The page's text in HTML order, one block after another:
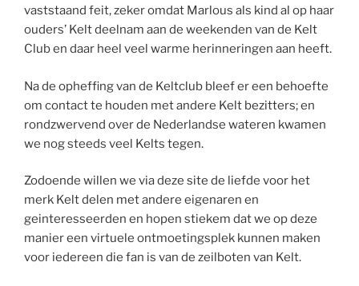
vaststaand feit, zeker omdat Marlous als kind al op haar
ouders’ Kelt deelnam aan de weekenden van de Kelt
Club en daar heel veel warme herinneringen aan heeft.
Na de opheffing van de Keltclub bleef er een behoefte
om contact te houden met andere Kelt bezitters; en
rondzwervend over de Nederlandse wateren kwamen
we nog steeds veel Kelts tegen.
Zodoende willen we via deze site de liefde voor het
merk Kelt delen met andere eigenaren en
geinteresseerden en hopen stiekem dat we op deze
manier een virtuele ontmoetingsplek kunnen maken
voor iedereen die fan is van de zeilboten van Kelt.